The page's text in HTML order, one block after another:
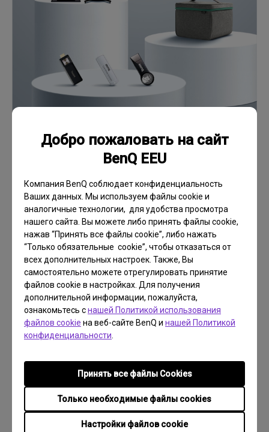
Добро пожаловать на сайт
BenQ EEU
Компания BenQ соблюдает конфиденциальность
Ваших данных. Мы используем файлы cookie и
аналогичные технологии, для удобства просмотра
нашего сайта. Вы можете либо принять файлы cookie,
нажав “Принять все файлы cookie”, либо нажать
“Только обязательные cookie”, чтобы отказаться от
всех дополнительных настроек. Также, Вы
самостоятельно можете отрегулировать принятие
файлов cookie в настройках. Для получения
дополнительной информации, пожалуйста,
ознакомьтесь снашей Политикой использования
файлов cookie на веб-сайте BenQ и нашей Политикой
конфиденциальности
Настройки файлов cookie
Только необходимые файлы cookies
Принять все файлы Сookies
Создайте свой первый домашний
кинотеатр
Собственный кинотеатр у Вас
дома
Узнать больше